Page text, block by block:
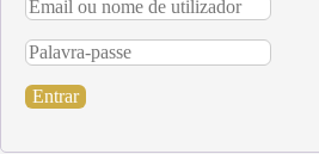
Entrar